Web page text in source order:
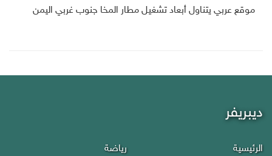
موقع عربي يتناول أبعاد تشغيل مطار المخا جنوب غربي اليمن
ديبريفر
الرئيسية
رياضة